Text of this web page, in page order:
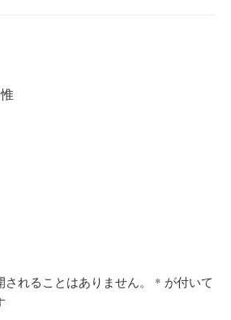
れることはありません。 * が付いて